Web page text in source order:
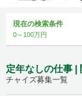
現在の検索条件
0～100万円
定年なしの仕事 |
チャイズ募集一覧